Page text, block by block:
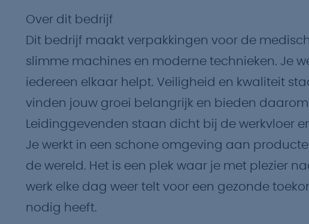
Over dit bedrijf
Dit bedrijf maakt verpakkingen voor de
slimme machines en moderne technieken. Je
iedereen elkaar helpt. Veiligheid en kwaliteit
vinden jouw groei belangrijk en bieden
Leidinggevenden staan dicht bij de werkvloer
Je werkt in een schone omgeving aan
de wereld. Het is een plek waar je met plezier
werk elke dag weer telt voor een gezonde
nodig heeft.